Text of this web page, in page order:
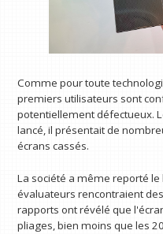
Comme pour toute
premiers utilisateurs sont
potentiellement défectueux.
lancé, il présentait de
écrans cassés.
La société a même reporté
évaluateurs rencontraient
rapports ont révélé que
pliages, bien moins que les